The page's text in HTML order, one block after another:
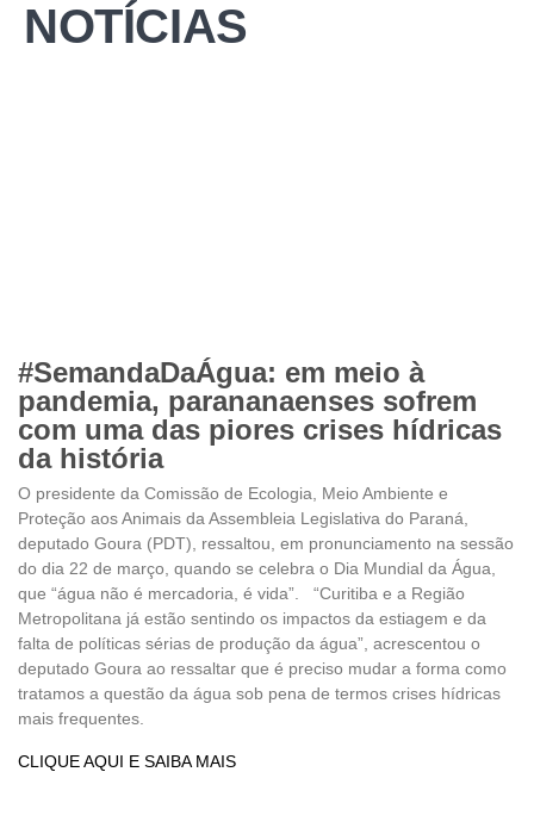
NOTÍCIAS
#SemandaDaÁgua: em meio à
pandemia, parananaenses sofrem
com uma das piores crises hídricas
da história
O presidente da Comissão de Ecologia, Meio Ambiente e
Proteção aos Animais da Assembleia Legislativa do Paraná,
deputado Goura (PDT), ressaltou, em pronunciamento na sessão
do dia 22 de março, quando se celebra o Dia Mundial da Água,
que “água não é mercadoria, é vida”. “Curitiba e a Região
Metropolitana já estão sentindo os impactos da estiagem e da
falta de políticas sérias de produção da água”, acrescentou o
deputado Goura ao ressaltar que é preciso mudar a forma como
tratamos a questão da água sob pena de termos crises hídricas
mais frequentes.
CLIQUE AQUI E SAIBA MAIS